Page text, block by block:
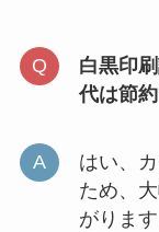
白黒印
代は節
はい、
ため、
がりま